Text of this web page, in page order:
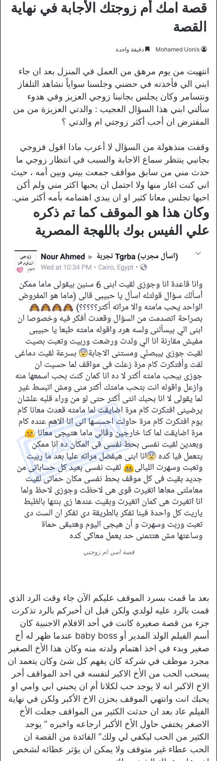
قصة امك أم زوجتك الأجابة في نهاية
القصة
Mohamed Uonis دقيقة واحدة
انتهيت من يوم مرهق من العمل في المنزل بعد ان جاء
ابني الي فأخذته في حضني وجلسنا سواياً نشاهد التلفاز
ونتسامر وكان يجلس بجانبنا زوجي العزيز وفي هدوء
سألني ابني هذا السؤال العجيب : والدتي العزيزة من من
المفترض ان أحب أكثر زوجتي ام والدتي ؟
وقفت منذهولة من السؤال لا أعرب ماذا اقول فزوجي
بجانبي ينتظر سماع الاجابة والسبب في انتظار زوجي ما
حدث مني من سابق مواقف جمعت بيني وبين أمه ، حيث
اني كنت اغار منها ولا احتمل ان يحبها اكثر مني ولم أكن
احبها تجلس معانا كثير او ان يبدي اهتمامه بأمه أكثر مني.
وكان هذا هو الموقف كما تم ذكره
علي الفيس بوك باللهجة المصرية
قصة امي ام زوجتي
بعد ما قمت بسرد الموقف عليكم الآن جاء وقت الرد الذي
قمت بالرد عليه لولدي ولكن قبل ان أخبركم بالرد تذكرت
جزء من قصة صغيرة كانت في أحد الافلام الاجنبية كان
أسم الفيلم الولد المدير أو baby boss عندما ظهر له أخ
صغير وبدء في اخذ اهتمام ولدته منه وكان هذا الأخ الصغير
مجرد موظف في شركة كان يفهم كل شئ وكان يتعمد ان
يسحب الحب من الأخ الاكبر لنفسه في احد المواقف أخر
الاخ الاكبر انه لا يوجد حب لكلانا أم ان يحبني ابي وامي او
يحبك انت وانتهي الموقف بحزن الاخ الأكبر ولكن في نهاية
الفيلم عاد بعد ان حدثت الكثير من المواقف جعلت الأخ
الاصغر يختفي حاول الأخ الأكبر ارجاعه واخبره ” يوجد
الكثير من الحب ليكفي لي ولك” الفائدة من القصة ان
الحب عطاء غير متوقف ولا يمكن ان يؤثر عطائه لشخص